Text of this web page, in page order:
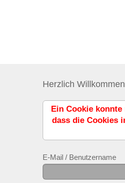
Herzlich
Ein Cookie
dass die Cookies
E-Mail / Benutzername